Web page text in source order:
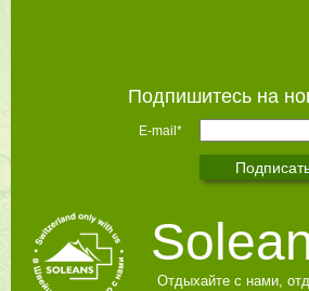
Подпишитесь на
E-mail*
Отдыхайте с нами,